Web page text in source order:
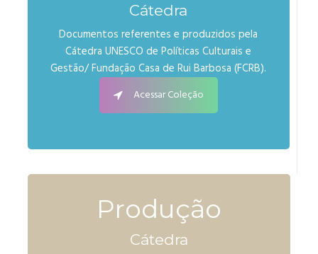
Cátedra
Documentos referentes e produzidos pela
Cátedra UNESCO de Políticas Culturais e
Gestão/ Fundação Casa de Rui Barbosa (FCRB).
Acessar Coleção
Produção
Cátedra